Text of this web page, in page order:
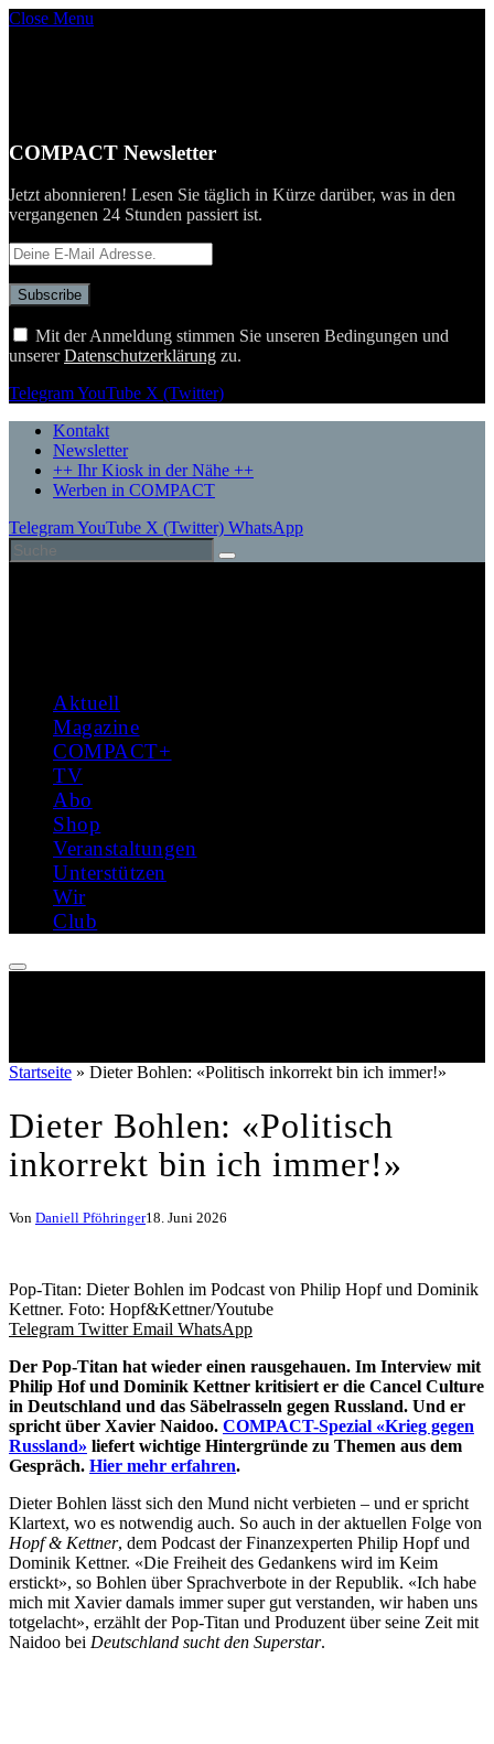
Close Menu
COMPACT Newsletter
Jetzt abonnieren! Lesen Sie täglich in Kürze darüber, was in den
vergangenen 24 Stunden passiert ist.
Mit der Anmeldung stimmen Sie unseren Bedingungen und
unsererDatenschutzerklärung zu.
TelegramYouTube X (Twitter)
Kontakt
Newsletter
++ Ihr Kiosk in der Nähe ++
Werben in COMPACT
TelegramYouTube X (Twitter) WhatsApp
Aktuell
Magazine
COMPACT+
TV
Abo
Shop
Veranstaltungen
Unterstützen
Wir
Club
Startseite » Dieter Bohlen: «Politisch inkorrekt bin ich immer!»
Dieter Bohlen: «Politisch
inkorrekt bin ich immer!»
Von Daniell Pföhringer18. Juni 2026
Pop-Titan: Dieter Bohlen im Podcast von Philip Hopf und Dominik
Kettner. Foto: Hopf&Kettner/Youtube
Telegram Twitter Email WhatsApp
Der Pop-Titan hat wieder einen rausgehauen. Im Interview mit
Philip Hof und Dominik Kettner kritisiert er die Cancel Culture
in Deutschland und das Säbelrasseln gegen Russland. Und er
spricht über Xavier Naidoo. COMPACT-Spezial «Krieg gegen
Russland» liefert wichtige Hintergründe zu Themen aus dem
Gespräch. Hier mehr erfahren.
Dieter Bohlen lässt sich den Mund nicht verbieten – und er spricht
Klartext, wo es notwendig auch. So auch in der aktuellen Folge von
Hopf & Kettner, dem Podcast der Finanzexperten Philip Hopf und
Dominik Kettner. «Die Freiheit des Gedankens wird im Keim
erstickt», so Bohlen über Sprachverbote in der Republik. «Ich habe
mich mit Xavier damals immer super gut verstanden, wir haben uns
totgelacht», erzählt der Pop-Titan und Produzent über seine Zeit mit
Naidoo bei Deutschland sucht den Superstar.